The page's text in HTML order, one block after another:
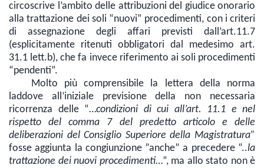
circoscrive l’ambito delle attribuzioni del giudice onorario
alla trattazione dei soli “nuovi” procedimenti, con i criteri
di assegnazione degli affari previsti dall’art.11.7
(esplicitamente ritenuti obbligatori dal medesimo art.
31.1 lett.b), che fa invece riferimento ai soli procedimenti
“pendenti”.
Molto più comprensibile la lettera della norma
laddove all’iniziale previsione della non necessaria
ricorrenza delle “…condizioni di cui all’art. 11.1 e nel
rispetto del comma 7 del predetto articolo e delle
deliberazioni del Consiglio Superiore della Magistratura”
fosse aggiunta la congiunzione ”anche” a precedere “..la
trattazione dei nuovi procedimenti…”, ma allo stato non è